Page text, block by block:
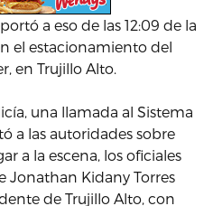
a eso de las 12:09 de la
el estacionamiento del
en Trujillo Alto.
una llamada al Sistema
a las autoridades sobre
a la escena, los oficiales
Jonathan Kidany Torres
de Trujillo Alto, con